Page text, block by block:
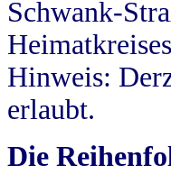
Schwank-
Hinweis:
erlaubt.
Die